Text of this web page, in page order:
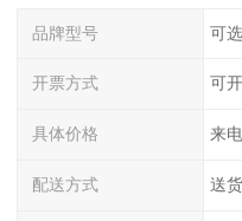
品牌型号 可
开票方式 可
具体价格 来
配送方式 送